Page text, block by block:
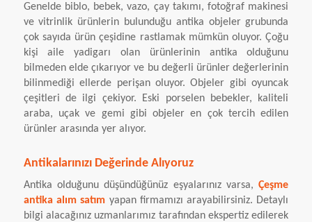
Genelde biblo, bebek, vazo, çay takımı, fotoğraf makinesi
ve vitrinlik ürünlerin bulunduğu antika objeler grubunda
çok sayıda ürün çeşidine rastlamak mümkün oluyor. Çoğu
kişi aile yadigarı olan ürünlerinin antika olduğunu
bilmeden elde çıkarıyor ve bu değerli ürünler değerlerinin
bilinmediği ellerde perişan oluyor. Objeler gibi oyuncak
çeşitleri de ilgi çekiyor. Eski porselen bebekler, kaliteli
araba, uçak ve gemi gibi objeler en çok tercih edilen
ürünler arasında yer alıyor.
Antikalarınızı Değerinde Alıyoruz
Antika olduğunu düşündüğünüz eşyalarınız varsa,Çeşme
antika alım satım yapan firmamızı arayabilirsiniz. Detaylı
bilgi alacağınız uzmanlarımız tarafından ekspertiz edilerek